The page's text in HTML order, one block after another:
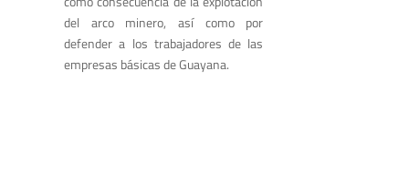
del arco minero, así como por
defender a los trabajadores de las
empresas básicas de Guayana.